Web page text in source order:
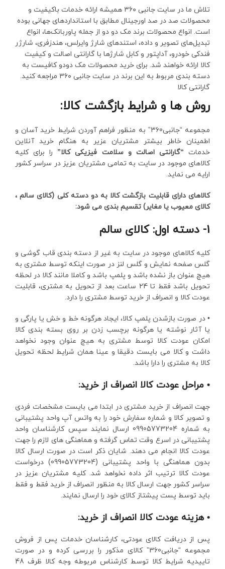
تلاش ما در سایت جانبی ۳۶۰ همیشه ارائه خدمات باکیفیت و
محصولات صد در صد اورجینال مطابق با استانداردهای جهانی بوده
است. انواع محصولات برند مک دو دو از جمله پاوربانک‌ها، انواع
تبدیل‌های تصویر و داده، استند‌های شارژ وایرلس، هندزفری، شارژر
فندکی خودرو، آداپتور و کابل شارژها با گارانتی اصالت و کیفیت
کالا ارائه خواهند شد. برای خرید محصولات مک دودو کافیست به
دسته بندی مربوط به این برند در سایت جانبی ۳۶۰ مراجعه کنید.
گارانتی کالا
روش ها و شرایط بازگشت کالا:
مجموعه “جانبی360” به منظور فراهم آوردن شرایط خرید آسان و
اطمینان خاطر بیشتر مشتریان عزیر به هنگام خرید آنلاین
خدمات “گارانتی اصالت و سلامت فیزیکی کالا” را برای کلیه
کالاهای موجود در سایت به تمامی مشتریان عزیز در سراسر کشور
ارایه می نماید.
کالاهای دارای قابلیت بازگشت کالا به دو دسته کلی (کالای سالم ،
کالای معیوب یا مغایر) تقسیم بندی می شود:
1- دسته اول: کالای سالم
کلیه کالاهای موجود در سایت به غیر از دسته بندی قاب گوشی و
گلس صفحه نمایش و گلس لنز در صورت اینکه توسط مشتری به
هیچ عنوان باز نشده باشد و پلمپ باشد و کاملا مانند کالا در لحظه
تحویل باشد فقط تا 24 ساعت بعد از تحویل به مشتری، قابلیت
عودت کالا و انصراف از خرید توسط مشتری را دارد.
• در صورت بازشدن پلمپ کالا، ایجاد هرگونه خط و خش یا پارگی و
یا آثار نوشته یا هرگونه برچسب زدن بر روی بسته بندی کالا
امکان عودت کالا توسط مشتری به هیچ عنوان وجود نخواهد
داشت و کالا می بایست دقیقا و عینا همان شرایط لحظه تحویل
کالا به مشتری را دارا باشد.
• مراحل عودت کالا انصراف از خرید:
جهت انصراف از خرید مشتری در ابتدا می بایست مشخصات فردی
و تصویر کالا و شماره سفارش خود را به واتس آپ واحد پشتیبانی
به شماره 09905773204 ارسال نمایند سپس کارشناسان واحد
پشتیبانی در اسرع وقت تماس گرفته و هماهنگی های لازم را جهت
عودت کالا انجام می دهند. شایان ذکر است در صورت ارسال کالا
بدون هماهنگی با واحد پشتیبانی (09905773204) درخواست
عودت کالا ترتیب اثر داده نخواهد شد. کلیه مشتریان عزیز در
سراسر کشور جهت ارسال کالا به منظور انصراف از خرید فقط و فقط
باید توسط پست پیشتاز کالای خود را ارسال نمایند.
• هزینه عودت کالا انصراف از خرید:
پس از دریافت کالای عودتی، کارشناسان خدمات پس از فروش
مجموعه “جانبی360” کالای مذکور را بررسی کرده و در صورت
تاییدیه شرایط کالا توسط کارشناس مربوطه وجه کالا ظرف 48